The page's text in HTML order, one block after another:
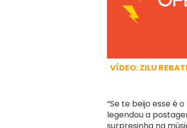
VÍDEO: ZILU
“Se te beijo esse é
legendou a
surpresinha na